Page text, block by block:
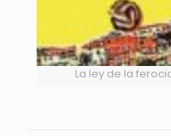
La ley de la